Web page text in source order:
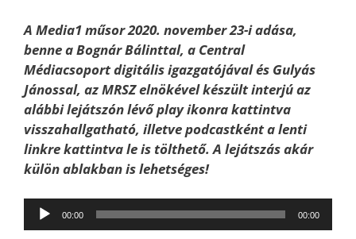
A Media1 műsor 2020. november 23-i adása,
benne a Bognár Bálinttal, a Central
Médiacsoport digitális igazgatójával és Gulyás
Jánossal, az MRSZ elnökével készült interjúaz
alábbi lejátszón lévő play ikonra kattintva
visszahallgatható, illetve podcastként a lenti
linkre kattintva le is tölthető. A lejátszás akár
külön ablakban is lehetséges!
Audió
lejátszó
00:00 00:00